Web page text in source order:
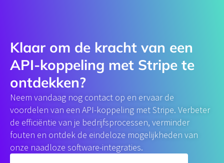
Klaar om de kracht van een
API-koppeling​ met Stripe te
ontdekken?
Neem vandaag nog contact op en ervaar de
voordelen van een API-koppeling met Stripe. Verbeter
de efficiëntie van je bedrijfsprocessen, verminder
fouten en ontdek de eindeloze mogelijkheden van
onze naadloze software-integraties.